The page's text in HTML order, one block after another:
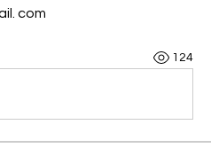
com
124